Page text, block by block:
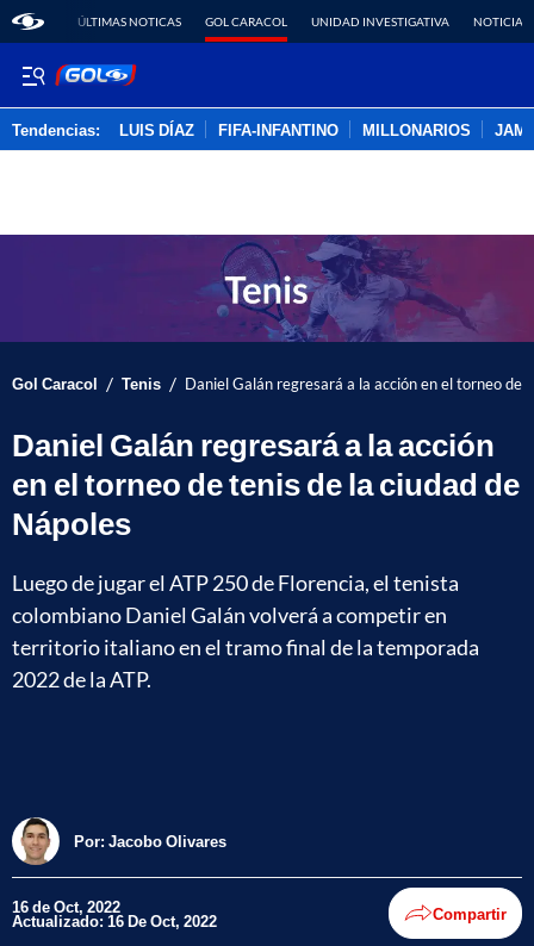
ÚLTIMAS NOTICAS GOL CARACOL UNIDAD INVESTIGATIVA NOTICIAS
Tendencias: LUIS DÍAZ FIFA-INFANTINO MILLONARIOS
Gol Caracol / Tenis / Daniel Galán regresará a la acción en el torneo de
Daniel Galán regresará a la acción
en el torneo de tenis de la ciudad de
Nápoles
Luego de jugar el ATP 250 de Florencia, el tenista
colombiano Daniel Galán volverá a competir en
territorio italiano en el tramo final de la temporada
2022 de la ATP.
Por: Jacobo Olivares
16 de Oct, 2022
Actualizado: 16 De Oct, 2022 Compartir